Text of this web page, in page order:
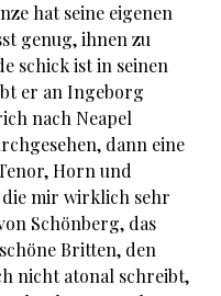
hat seine eigenen
genug, ihnen zu
schick ist in seinen
er an Ingeborg
nach Neapel
dann eine
Horn und
die mir wirklich sehr
Schönberg, das
Britten, den
nicht atonal schreibt,